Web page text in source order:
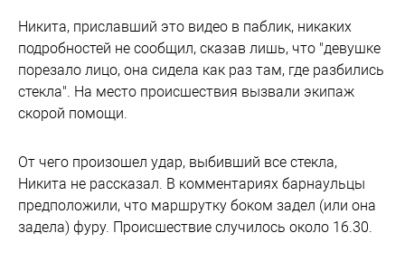
Никита, приславший это видео в паблик, никаких
подробностей не сообщил, сказав лишь, что "девушке
порезало лицо, она сидела как раз там, где разбились
стекла". На место происшествия вызвали экипаж
скорой помощи.
От чего произошел удар, выбивший все стекла,
Никита не рассказал. В комментариях барнаульцы
предположили, что маршрутку боком задел (или она
задела) фуру. Происшествие случилось около 16.30.